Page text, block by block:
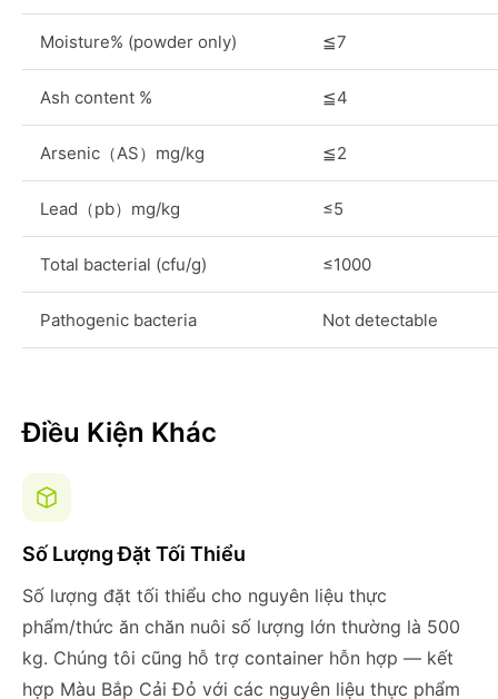
Moisture% (powder only) ≦7
Ash content % ≦4
Arsenic（AS）mg/kg ≦2
Lead（pb）mg/kg ≤5
Total bacterial (cfu/g) ≤1000
Pathogenic bacteria Not detectable
Điều Kiện Khác
Số Lượng Đặt Tối Thiểu
Số lượng đặt tối thiểu cho nguyên liệu thực
phẩm/thức ăn chăn nuôi số lượng lớn thường là 500
kg. Chúng tôi cũng hỗ trợ container hỗn hợp — kết
hợp Màu Bắp Cải Đỏ với các nguyên liệu thực phẩm